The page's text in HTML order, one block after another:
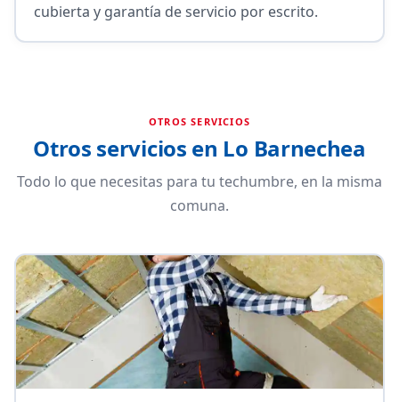
cubierta y garantía de servicio por escrito.
OTROS SERVICIOS
Otros servicios en Lo Barnechea
Todo lo que necesitas para tu techumbre, en la misma
comuna.